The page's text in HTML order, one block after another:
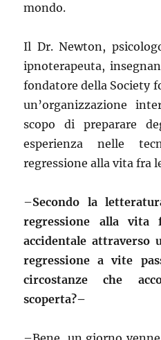
mondo.
Il Dr. Newton,
ipnoterapeuta,
fondatore della Society
un’organizzazione
scopo di preparare
esperienza nelle
regressione alla vita fra
–Secondo la
regressione alla
accidentale attraverso
regressione a vite
circostanze che
scoperta?–